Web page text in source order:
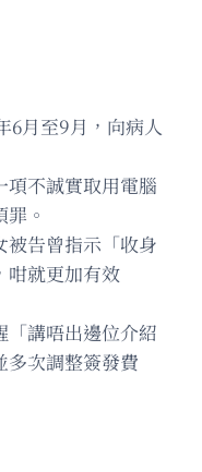
6月至9月，向病人
項不誠實取用電腦
。
被告曾指示「收身
咁就更加有效
「講唔出邊位介紹
多次調整簽發費